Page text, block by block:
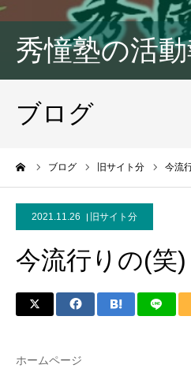
秀憧塾の活
ブログ
ブログ 旧サイト分 今流
2021.11.26 旧サイト分
今流行りの(笑)
ホームページ